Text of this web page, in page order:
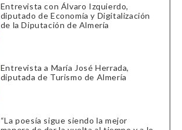
Entrevista con Álvaro Izquierdo,
diputado de Economía y Digitalización
de la Diputación de Almería
Entrevista a María José Herrada,
diputada de Turismo de Almería
“La poesía sigue siendo la mejor